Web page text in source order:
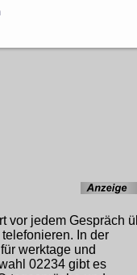
vor jedem Gespräch
telefonieren. In der
werktage und
02234 gibt es